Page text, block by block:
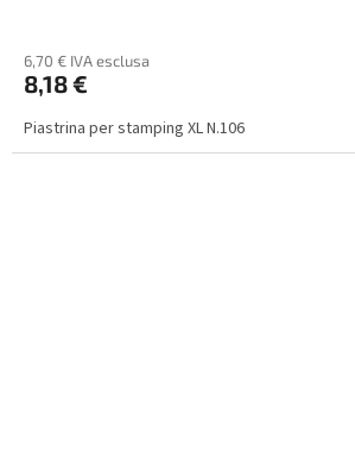
6,70 € IVA esclusa
8,18 €
Piastrina per stamping XL N.106